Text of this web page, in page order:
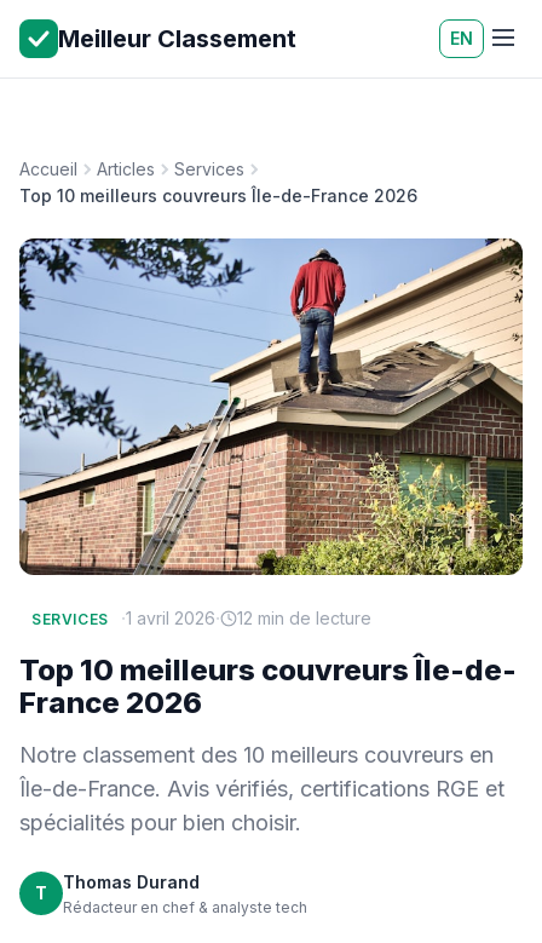
Meilleur Classement EN
Accueil Articles
Services
Top 10 meilleurs couvreurs Île-de-France 2026
SERVICES ·1 avril 2026· 12 min de lecture
Top 10 meilleurs couvreurs Île-de-
France 2026
Notre classement des 10 meilleurs couvreurs en
Île-de-France. Avis vérifiés, certifications RGE et
spécialités pour bien choisir.
T
Thomas Durand
Rédacteur en chef & analyste tech